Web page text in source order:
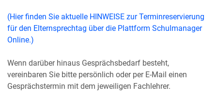
(Hier finden Sie aktuelle HINWEISE zur Terminreservierung
für den Elternsprechtag über die Plattform Schulmanager
Online.)
Wenn darüber hinaus Gesprächsbedarf besteht,
vereinbaren Sie bitte persönlich oder per E-Mail einen
Gesprächstermin mit dem jeweiligen Fachlehrer.